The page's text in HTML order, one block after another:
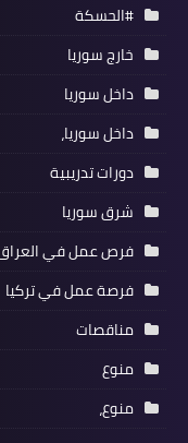
#الحسكة
خارج سوريا
داخل سوريا
داخل سوريا،
دورات تدريبية
شرق سوريا
فرص عمل في
فرصة عمل في تركيا
مناقصات
منوع
منوع،